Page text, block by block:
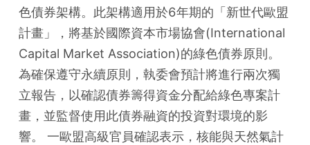
色債券架構。此架構適用於6年期的「新世代歐盟
計畫」，將基於國際資本市場協會(International
Capital Market Association)的綠色債券原則。
為確保遵守永續原則，執委會預計將進行兩次獨
立報告，以確認債券籌得資金分配給綠色專案計
畫，並監督使用此債券融資的投資對環境的影
響。 一歐盟高級官員確認表示，核能與天然氣計